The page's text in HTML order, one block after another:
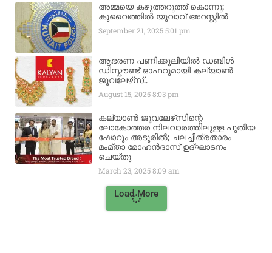
അമ്മയെ കഴുത്തറുത്ത് കൊന്നു;
കുവൈത്തിൽ യുവാവ് അറസ്റ്റിൽ
September 21, 20255:01 pm
ആഭരണ പണിക്കൂലിയിൽ ഡബിൾ
ഡിസ്കൗണ്ട് ഓഫറുമായി കല്യാൺ
ജൂവലേഴ്‌സ്..
August 15, 20258:03 pm
കല്യാൺ ജൂവലേഴ്‌സിന്റെ
ലോകോത്തര നിലവാരത്തിലുള്ള പുതിയ
ഷോറൂം അടൂരിൽ; ചലച്ചിത്രതാരം
മംമ്താ മോഹൻദാസ് ഉദ്ഘാടനം
ചെയ്‌തു
March 23, 20258:09 am
Load More